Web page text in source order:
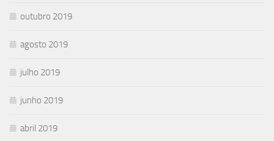
outubro 2019
agosto 2019
julho 2019
junho 2019
abril 2019